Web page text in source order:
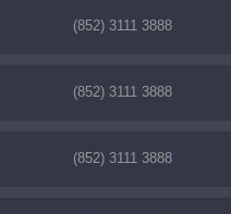
(852) 3111 3888
(852) 3111 3888
(852) 3111 3888